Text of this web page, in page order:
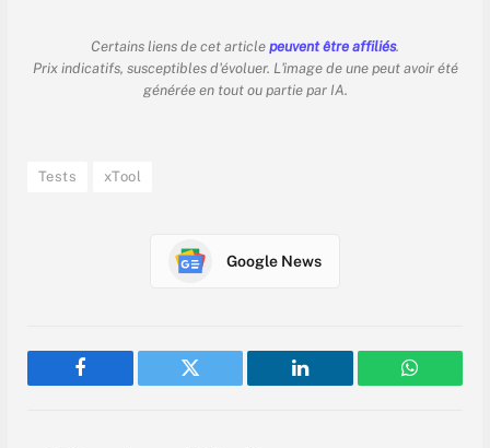
Certains liens de cet article peuvent être affiliés.
Prix indicatifs, susceptibles d'évoluer. L'image de une peut avoir été
générée en tout ou partie par IA.
Tests xTool
Google News
Facebook Twitter LinkedIn